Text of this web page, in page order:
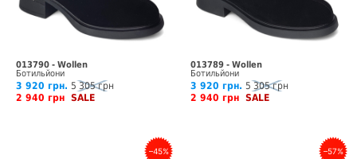
013790 - Wollen
Ботильйони
3 920 грн. 5 305 грн
2 940 грн SALE
013789 - Wollen
Ботильйони
3 920 грн. 5 305 грн
2 940 грн SALE
–45% –57%